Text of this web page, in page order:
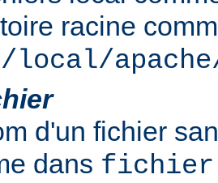
racine
local/
d'un fichier
dans